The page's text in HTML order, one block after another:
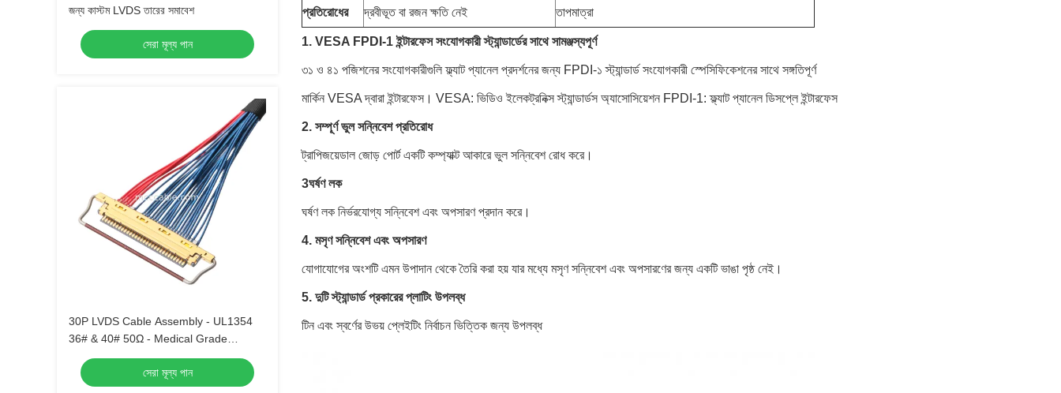
জন্য কাস্টম LVDS তারের সমাবেশ
সেরা মূল্য পান
30P LVDS Cable Assembly - UL1354
36# & 40# 50Ω - Medical Grade
Compatible
সেরা মূল্য পান
প্রতিরোধের দ্রবীভূত বা রজন ক্ষতি নেই তাপমাত্রা
1. VESA FPDI-1 ইন্টারফেস সংযোগকারী স্ট্যান্ডার্ডের সাথে সামঞ্জস্যপূর্ণ
৩১ ও ৪১ পজিশনের সংযোগকারীগুলি ফ্ল্যাট প্যানেল প্রদর্শনের জন্য FPDI-১ স্ট্যান্ডার্ড সংযোগকারী স্পেসিফিকেশনের সাথে সঙ্গতিপূর্ণ
মার্কিন VESA দ্বারা ইন্টারফেস। VESA: ভিডিও ইলেকট্রনিক্স স্ট্যান্ডার্ডস অ্যাসোসিয়েশন FPDI-1: ফ্ল্যাট প্যানেল ডিসপ্লে ইন্টারফেস
2. সম্পূর্ণ ভুল সন্নিবেশ প্রতিরোধ
ট্রাপিজয়েডাল জোড় পোর্ট একটি কম্প্যাক্ট আকারে ভুল সন্নিবেশ রোধ করে।
3ঘর্ষণ লক
ঘর্ষণ লক নির্ভরযোগ্য সন্নিবেশ এবং অপসারণ প্রদান করে।
4. মসৃণ সন্নিবেশ এবং অপসারণ
যোগাযোগের অংশটি এমন উপাদান থেকে তৈরি করা হয় যার মধ্যে মসৃণ সন্নিবেশ এবং অপসারণের জন্য একটি ভাঙা পৃষ্ঠ নেই।
5. দুটি স্ট্যান্ডার্ড প্রকারের প্লাটিং উপলব্ধ
টিন এবং স্বর্ণের উভয় প্লেইটিং নির্বাচন ভিত্তিক জন্য উপলব্ধ